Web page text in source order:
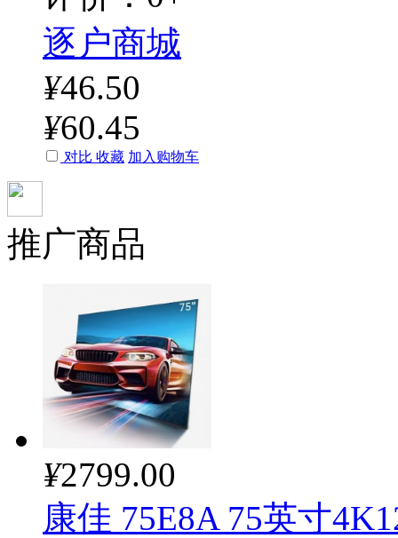
逐户商城
¥46.50
¥60.45
对比 收藏 加入购物车
推广商品
¥2799.00
康佳 75E8A 75英寸